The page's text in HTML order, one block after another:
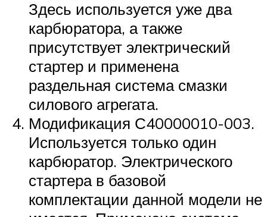
Здесь используется уже два
карбюратора, а также
присутствует электрический
стартер и применена
раздельная система смазки
силового агрегата.
Модификация С40000010-003.
Используется только один
карбюратор. Электрического
стартера в базовой
комплектации данной модели не